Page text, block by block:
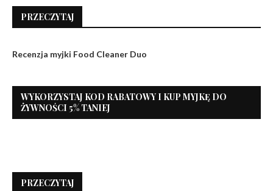
PRZECZYTAJ
Recenzja myjki Food Cleaner Duo
WYKORZYSTAJ KOD RABATOWY I KUP MYJKĘ DO
ŻYWNOŚCI 5% TANIEJ
PRZECZYTAJ